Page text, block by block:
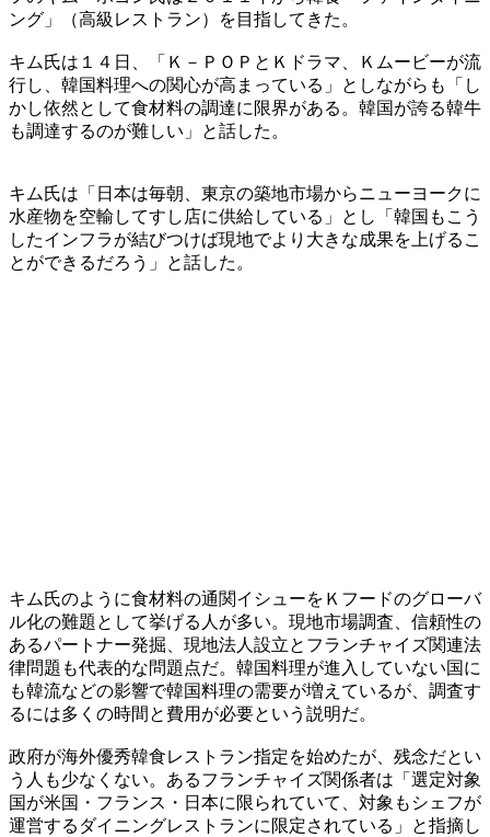
ング」（高級レストラン）を目指してきた。
キム氏は１４日、「Ｋ－ＰＯＰとＫドラマ、Ｋムービーが流
行し、韓国料理への関心が高まっている」としながらも「し
かし依然として食材料の調達に限界がある。韓国が誇る韓牛
も調達するのが難しい」と話した。
キム氏は「日本は毎朝、東京の築地市場からニューヨークに
水産物を空輸してすし店に供給している」とし「韓国もこう
したインフラが結びつけば現地でより大きな成果を上げるこ
とができるだろう」と話した。
キム氏のように食材料の通関イシューをＫフードのグローバ
ル化の難題として挙げる人が多い。現地市場調査、信頼性の
あるパートナー発掘、現地法人設立とフランチャイズ関連法
律問題も代表的な問題点だ。韓国料理が進入していない国に
も韓流などの影響で韓国料理の需要が増えているが、調査す
るには多くの時間と費用が必要という説明だ。
政府が海外優秀韓食レストラン指定を始めたが、残念だとい
う人も少なくない。あるフランチャイズ関係者は「選定対象
国が米国・フランス・日本に限られていて、対象もシェフが
運営するダイニングレストランに限定されている」と指摘し